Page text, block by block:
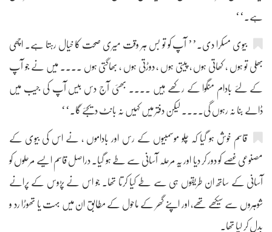
ہے۔‘‘
بیوی مسکرا دی۔’’ آپ کو تو بس ہر وقت میری صحت کا خیال رہتا ہے۔ اچھی
بھلی تو ہوں ، کھاتی ہوں ، پیتی ہوں ، دوڑتی ہوں ، بھاگتی ہوں .... میں نے جو آپ
کے لئے بادام منگوا کے رکھے ہیں .... بھئی آج دس بیس آپ کی جیب میں
ڈالے بنا نہ رہوں گی.... لیکن دفتر میں کہیں نہ بانٹ دیجئے گا۔‘‘
قاسم خوش ہو گیا کہ چلو موسمبیوں کے رس اور باداموں ، نے اس کی بیوی کے
مصنوعی غصے کو دور کر دیا اور یہ مرحلہ آسانی سے طے ہو گیا۔ دراصل قاسم ایسے مرحلوں کو
آسانی کے ساتھ ان طریقوں ہی سے طے کیا کرتا تھا۔ جو اس نے پڑوس کے پرانے
شوہروں سے سیکھے تھے، اور اپنے گھر کے ماحول کے مطابق ان میں بہت یا تھوڑا رد و
بدل کر لیا تھا۔